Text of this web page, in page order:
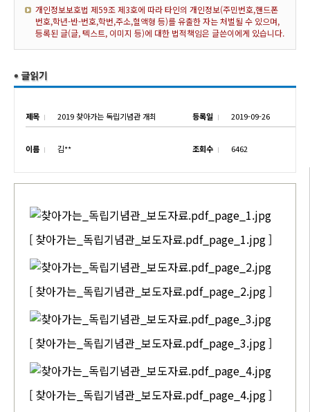
개인정보보호법 제59조 제3호에 따라 타인의 개인정보(주민번호,핸드폰
번호,학년-반-번호,학번,주소,혈액형 등)를 유출한 자는 처벌될 수 있으며,
등록된 글(글, 텍스트, 이미지 등)에 대한 법적책임은 글쓴이에게 있습니다.
제목 2019 찾아가는 독립기념관 개최 등록일 2019-09-26
이름 김** 조회수 6462
[ 찾아가는_독립기념관_보도자료.pdf_page_1.jpg ]
[ 찾아가는_독립기념관_보도자료.pdf_page_2.jpg ]
[ 찾아가는_독립기념관_보도자료.pdf_page_3.jpg ]
[ 찾아가는_독립기념관_보도자료.pdf_page_4.jpg ]